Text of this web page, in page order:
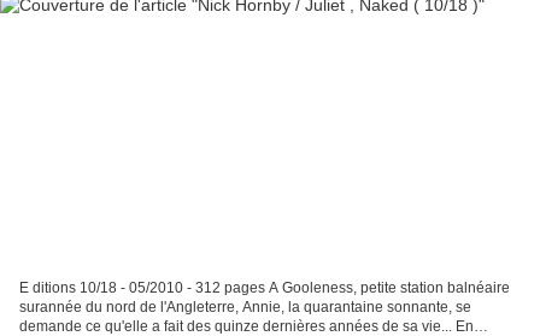
E ditions 10/18 - 05/2010 - 312 pages A Gooleness, petite station balnéaire
surannée du nord de l'Angleterre, Annie, la quarantaine sonnante, se
demande ce qu'elle a fait des quinze dernières années de sa vie... En